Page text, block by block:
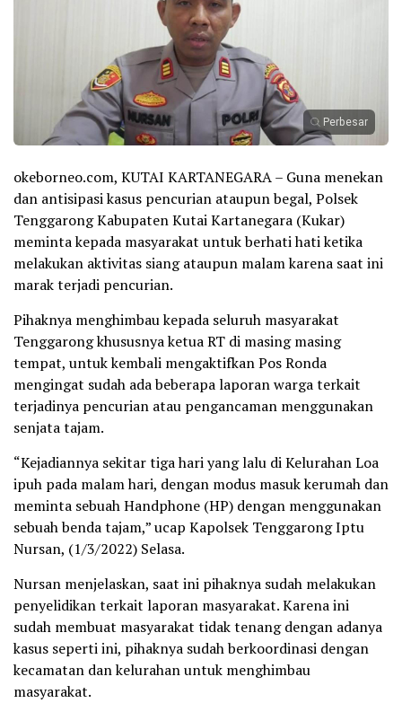
Perbesar
okeborneo.com, KUTAI KARTANEGARA – Guna menekan
dan antisipasi kasus pencurian ataupun begal, Polsek
Tenggarong Kabupaten Kutai Kartanegara (Kukar)
meminta kepada masyarakat untuk berhati hati ketika
melakukan aktivitas siang ataupun malam karena saat ini
marak terjadi pencurian.
Pihaknya menghimbau kepada seluruh masyarakat
Tenggarong khususnya ketua RT di masing masing
tempat, untuk kembali mengaktifkan Pos Ronda
mengingat sudah ada beberapa laporan warga terkait
terjadinya pencurian atau pengancaman menggunakan
senjata tajam.
“Kejadiannya sekitar tiga hari yang lalu di Kelurahan Loa
ipuh pada malam hari, dengan modus masuk kerumah dan
meminta sebuah Handphone (HP) dengan menggunakan
sebuah benda tajam,” ucap Kapolsek Tenggarong Iptu
Nursan, (1/3/2022) Selasa.
Nursan menjelaskan, saat ini pihaknya sudah melakukan
penyelidikan terkait laporan masyarakat. Karena ini
sudah membuat masyarakat tidak tenang dengan adanya
kasus seperti ini, pihaknya sudah berkoordinasi dengan
kecamatan dan kelurahan untuk menghimbau
masyarakat.